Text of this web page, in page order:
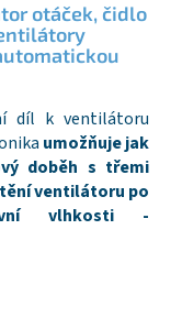
otáček, čidlo
díl k ventilátoru
umožňuje jak
doběh s třemi
ventilátoru po
vlhkosti -